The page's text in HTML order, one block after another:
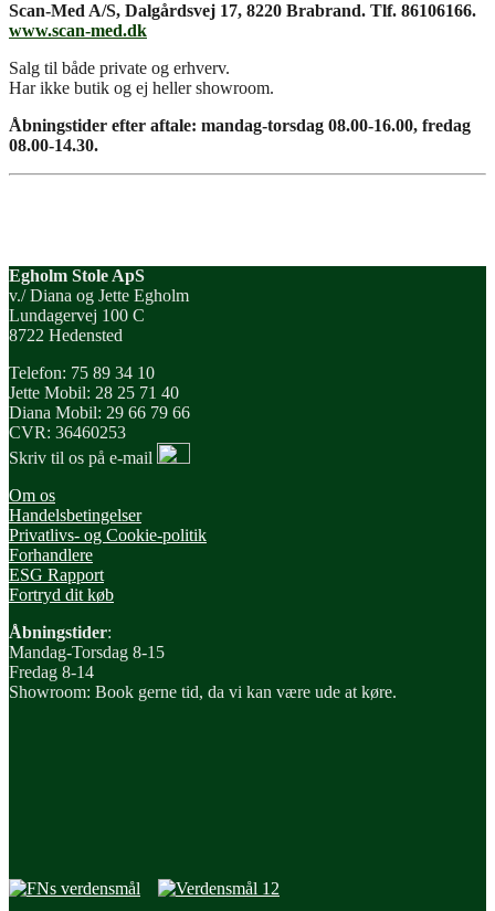
Scan-Med A/S, Dalgårdsvej 17, 8220 Brabrand. Tlf. 86106166.
www.scan-med.dk
Salg til både private og erhverv.
Har ikke butik og ej heller showroom.
Åbningstider efter aftale: mandag-torsdag 08.00-16.00, fredag
08.00-14.30.
Egholm Stole ApS
v./ Diana og Jette Egholm
Lundagervej 100 C
8722 Hedensted
Telefon: 75 89 34 10
Jette Mobil: 28 25 71 40
Diana Mobil: 29 66 79 66
CVR: 36460253
Skriv til os på e-mail
Om os
Handelsbetingelser
Privatlivs- og Cookie-politik
Forhandlere
ESG Rapport
Fortryd dit køb
Åbningstider:
Mandag-Torsdag 8-15
Fredag 8-14
Showroom: Book gerne tid, da vi kan være ude at køre.